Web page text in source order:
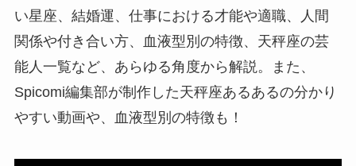
い星座、結婚運、仕事における才能や適職、人間
関係や付き合い方、血液型別の特徴、天秤座の芸
能人一覧など、あらゆる角度から解説。また、
Spicomi編集部が制作した天秤座あるあるの分かり
やすい動画や、血液型別の特徴も！